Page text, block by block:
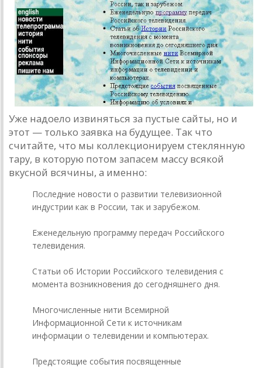
Уже надоело извиняться за пустые сайты, но и
этот — только заявка на будущее. Так что
считайте, что мы коллекционируем стеклянную
тару, в которую потом запасем массу всякой
вкусной всячины, а именно:
Последние новости о развитии телевизионной
индустрии как в России, так и зарубежом.
Еженедельную программу передач Российского
телевидения.
Статьи об Истории Российского телевидения с
момента возникновения до сегодняшнего дня.
Многочисленные нити Всемирной
Информационной Сети к источникам
информации о телевидении и компьютерах.
Предстоящие события посвященные